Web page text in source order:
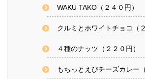
WAKU TAKO（２４０円）
クルミとホワイトチョコ（２
４種のナッツ（２２０円）
もちっとえびチーズカレー